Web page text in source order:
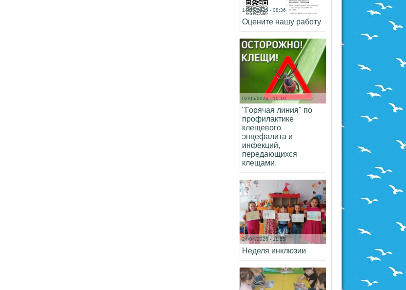
14/05/2026 - 08:36
Оцените нашу работу
02/05/2026 - 10:19
"Горячая линия" по
профилактике
клещевого
энцефалита и
инфекций,
передающихся
клещами.
24/04/2026 - 11:55
Неделя инклюзии